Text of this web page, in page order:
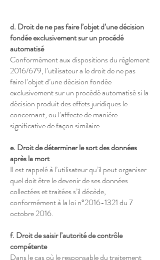
d. Droit de ne pas faire l’objet d’une décision
fondée exclusivement sur un procédé
automatisé
Conformément aux dispositions du règlement
2016/679, l’utilisateur a le droit de ne pas
faire l’objet d’une décision fondée
exclusivement sur un procédé automatisé si la
décision produit des effets juridiques le
concernant, ou l’affecte de manière
significative de façon similaire.
e. Droit de déterminer le sort des données
après la mort
Il est rappelé à l’utilisateur qu’il peut organiser
quel doit être le devenir de ses données
collectées et traitées s’il décède,
conformément à la loi n°2016-1321du 7
octobre 2016.
f. Droit de saisir l’autorité de contrôle
compétente
Dans le cas où le responsable du traitement